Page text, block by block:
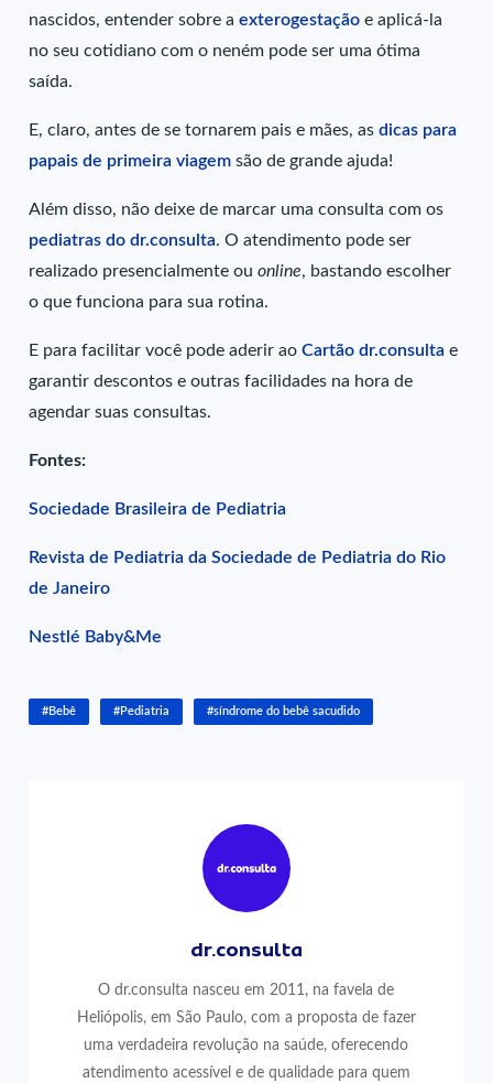
nascidos, entender sobre aexterogestação e aplicá-la
no seu cotidiano com o neném pode ser uma ótima
saída.
E, claro, antes de se tornarem pais e mães, asdicas para
papais de primeira viagem são de grande ajuda!
Além disso, não deixe de marcar uma consulta com os
pediatras do dr.consulta. O atendimento pode ser
realizado presencialmente ouonline, bastando escolher
o que funciona para sua rotina.
E para facilitar você pode aderir aoCartão dr.consulta e
garantir descontos e outras facilidades na hora de
agendar suas consultas.
Fontes:
Sociedade Brasileira de Pediatria
Revista de Pediatria da Sociedade de Pediatria do Rio
de Janeiro
Nestlé Baby&Me
#Bebê #Pediatria #síndrome do bebê sacudido
dr.consulta
O dr.consulta nasceu em 2011, na favela de
Heliópolis, em São Paulo, com a proposta de fazer
uma verdadeira revolução na saúde, oferecendo
atendimento acessível e de qualidade para quem